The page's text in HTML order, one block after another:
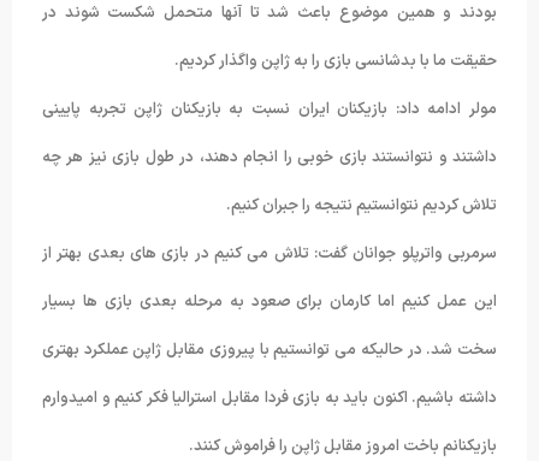
بودند و همین موضوع باعث شد تا آنها متحمل شکست شوند در
حقیقت ما با بدشانسی بازی را به ژاپن واگذار کردیم.
مولر ادامه داد: بازیکنان ایران نسبت به بازیکنان ژاپن تجربه پایینی
داشتند و نتوانستند بازی خوبی را انجام دهند، در طول بازی نیز هر چه
تلاش کردیم نتوانستیم نتیجه را جبران کنیم.
سرمربی واترپلو جوانان گفت: تلاش می کنیم در بازی های بعدی بهتر از
این عمل کنیم اما کارمان برای صعود به مرحله بعدی بازی ها بسیار
سخت شد. در حالیکه می توانستیم با پیروزی مقابل ژاپن عملکرد بهتری
داشته باشیم. اکنون باید به بازی فردا مقابل استرالیا فکر کنیم و امیدوارم
بازیکنانم باخت امروز مقابل ژاپن را فراموش کنند.